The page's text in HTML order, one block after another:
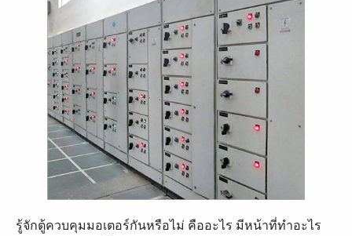
รู้จักตู้ควบคุมมอเตอร์กันหรือไม่ คืออะไร มีหน้าที่ทำอะไร